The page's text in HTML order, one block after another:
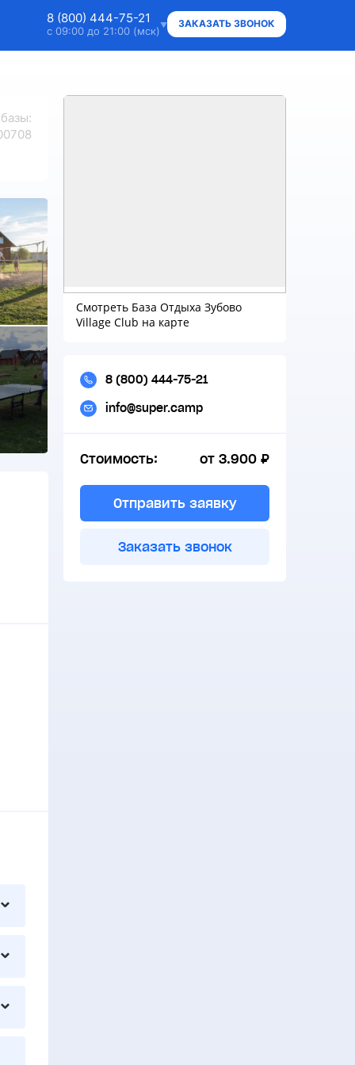
8 (800) 444-75-21
с 09:00 до 21:00 (мск)
Ответим на ваши вопросы
8 (800) 444-75-21
WhatsApp
info@super.camp
Консультации и документы
ЗАКАЗАТЬ ЗВОНОК
:
Смотреть База Отдыха Зубово
Village Club на карте
8 (800) 444-75-21
info@super.camp
Стоимость: от 3.900 ₽
Отправить заявку
Заказать звонок